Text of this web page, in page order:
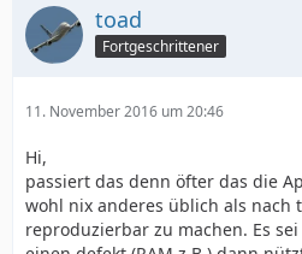
toad
Fortgeschrittener
11. November 2016 um 20:46
Hi,
passiert das denn öfter das die
wohl nix anderes üblich als nach
reproduzierbar zu machen. Es